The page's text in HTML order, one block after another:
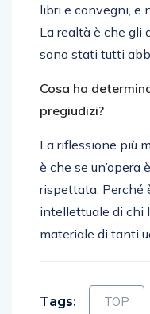
libri e convegni, e
La realtà è che gli
sono stati tutti
Cosa ha
pregiudizi?
La riflessione più
è che se un’opera
rispettata. Perché
intellettuale di chi
materiale di tanti
Tags: TOP